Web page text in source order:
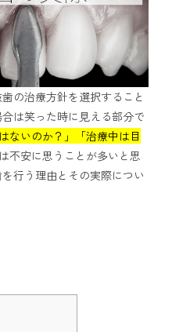
を配信中
の治療方針を選択すること
は笑った時に見える部分で
ないのか？」「治療中は目
不安に思うことが多いと思
行う理由とその実際につい